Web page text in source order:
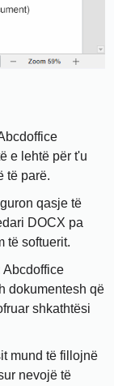
e lehtë për t'u
të parë.
qasje të
DOCX pa
të softuerit.
Abcdoffice
dokumentesh që
shkathtësi
mund të fillojnë
nevojë të